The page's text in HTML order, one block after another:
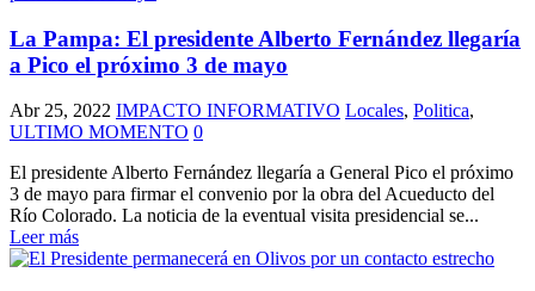
La Pampa: El presidente Alberto Fernández llegaría
a Pico el próximo 3 de mayo
Abr 25, 2022 IMPACTO INFORMATIVO Locales, Politica,
ULTIMO MOMENTO 0
El presidente Alberto Fernández llegaría a General Pico el próximo
3 de mayo para firmar el convenio por la obra del Acueducto del
Río Colorado. La noticia de la eventual visita presidencial se...
Leer más